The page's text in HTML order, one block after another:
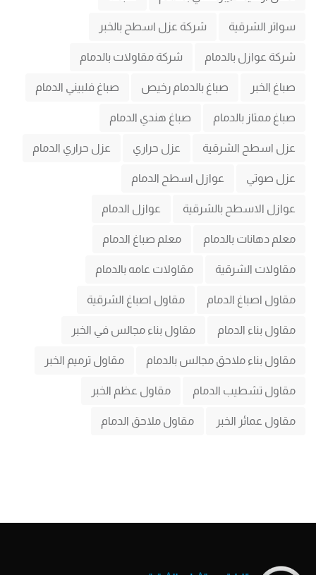
سواتر الشرقية شركة عزل اسطح بالخبر
شركة عوازل بالدمام شركة مقاولات بالدمام
صباغ الخبر صباغ بالدمام رخيص صباغ فلبيني الدمام
صباغ ممتاز بالدمام صباغ هندي الدمام
عزل اسطح الشرقية عزل حراري عزل حراري الدمام
عزل صوتي عوازل اسطح الدمام
عوازل الاسطح بالشرقية عوازل الدمام
معلم دهانات بالدمام معلم صباغ الدمام
مقاولات الشرقية مقاولات عامه بالدمام
مقاول اصباغ الدمام مقاول اصباغ الشرقية
مقاول بناء الدمام مقاول بناء مجالس في الخبر
مقاول بناء ملاحق مجالس بالدمام مقاول ترميم الخبر
مقاول تشطيب الدمام مقاول عظم الخبر
مقاول عمائر الخبر مقاول ملاحق الدمام